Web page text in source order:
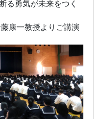
館に入場し、生徒指
る勇気が未来をつく
康一教授よりご講演